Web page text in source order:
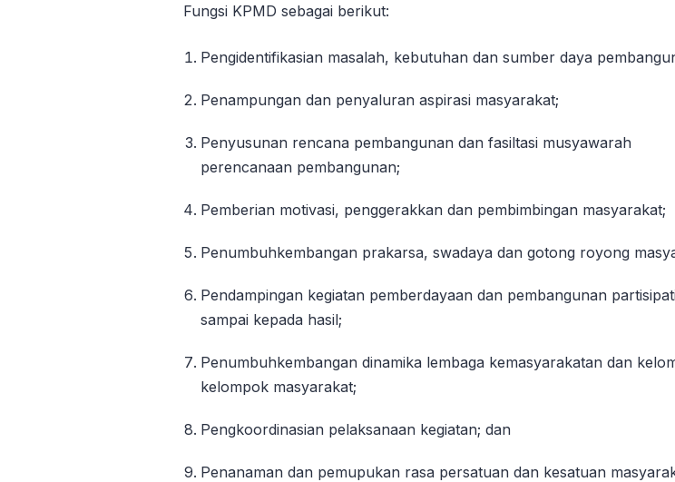
Fungsi KPMD sebagai berikut:
Pengidentifikasian masalah, kebutuhan dan sumber daya
Penampungan dan penyaluran aspirasi masyarakat;
Penyusunan rencana pembangunan dan fasiltasi musyawarah
perencanaan pembangunan;
Pemberian motivasi, penggerakkan dan pembimbingan masyarakat;
Penumbuhkembangan prakarsa, swadaya dan gotong royong
Pendampingan kegiatan pemberdayaan dan pembangunan
sampai kepada hasil;
Penumbuhkembangan dinamika lembaga kemasyarakatan dan
kelompok masyarakat;
Pengkoordinasian pelaksanaan kegiatan; dan
Penanaman dan pemupukan rasa persatuan dan kesatuan